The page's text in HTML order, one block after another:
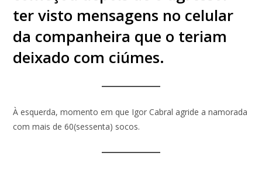
ter visto mensagens no celular
da companheira que o teriam
deixado com ciúmes.
À esquerda, momento em que Igor Cabral agride a namorada
com mais de 60(sessenta) socos.